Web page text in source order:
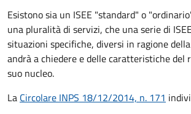
Esistono sia un ISEE "standard" o
una pluralità di servizi, che una serie di
situazioni specifiche, diversi in ragione
andrà a chiedere e delle caratteristiche del
suo nucleo.
La Circolare INPS 18/12/2014, n. 171